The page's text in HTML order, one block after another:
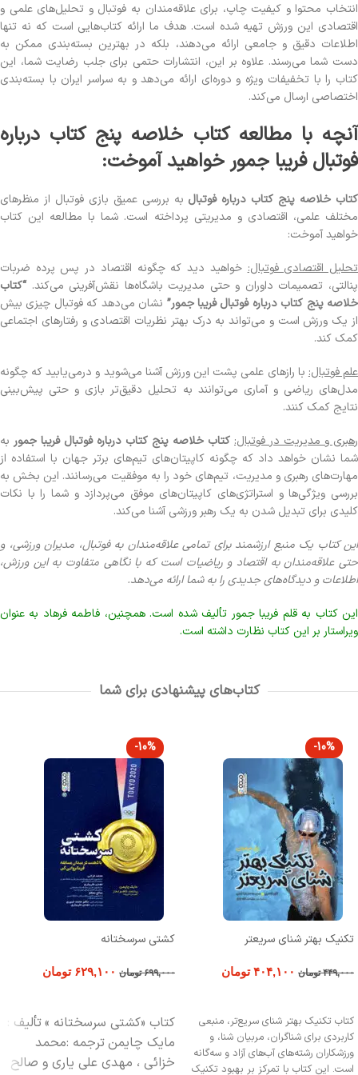
انتخاب محتوا و کیفیت چاپ، برای علاقه‌مندان به فوتبال و تحلیل‌های علمی و
اقتصادی این ورزش تهیه شده است. هدف ما ارائه کتاب‌هایی است که نه تنها
اطلاعات دقیق و جامعی ارائه می‌دهند، بلکه در بهترین بسته‌بندی ممکن به
دست شما می‌رسند. علاوه بر این، انتشارات حتمی برای جلب رضایت شما، این
کتاب را با تخفیفات ویژه و دوره‌ای ارائه می‌دهد و به سراسر ایران با بسته‌بندی
اختصاصی ارسال می‌کند.
آنچه با مطالعه کتاب خلاصه پنج کتاب درباره
فوتبال فریبا جمور خواهید آموخت:
کتاب خلاصه پنج کتاب درباره فوتبال به بررسی عمیق بازی فوتبال از منظرهای
مختلف علمی، اقتصادی و مدیریتی پرداخته است. شما با مطالعه این کتاب
خواهید آموخت:
تحلیل اقتصادی فوتبال:خواهید دید که چگونه اقتصاد در پس پرده ضربات
پنالتی، تصمیمات داوران و حتی مدیریت باشگاه‌ها نقش‌آفرینی می‌کند. “کتاب
خلاصه پنج کتاب درباره فوتبال فریبا جمور” نشان می‌دهد که فوتبال چیزی بیش
از یک ورزش است و می‌تواند به درک بهتر نظریات اقتصادی و رفتارهای اجتماعی
کمک کند.
علم فوتبال: با رازهای علمی پشت این ورزش آشنا می‌شوید و درمی‌یابید که چگونه
مدل‌های ریاضی و آماری می‌توانند به تحلیل دقیق‌تر بازی و حتی پیش‌بینی
نتایج کمک کنند.
رهبری و مدیریت در فوتبال: کتاب خلاصه پنج کتاب درباره فوتبال فریبا جموربه
شما نشان خواهد داد که چگونه کاپیتان‌های تیم‌های برتر جهان با استفاده از
مهارت‌های رهبری و مدیریت، تیم‌های خود را به موفقیت می‌رسانند. این بخش به
بررسی ویژگی‌ها و استراتژی‌های کاپیتان‌های موفق می‌پردازد و شما را با نکات
کلیدی برای تبدیل شدن به یک رهبر ورزشی آشنا می‌کند.
این کتاب یک منبع ارزشمند برای تمامی علاقه‌مندان به فوتبال، مدیران ورزشی، و
حتی علاقه‌مندان به اقتصاد و ریاضیات است که با نگاهی متفاوت به این ورزش،
اطلاعات و دیدگاه‌های جدیدی را به شما ارائه می‌دهد.
این کتاب به قلم فریبا جمور تألیف شده است. همچنین، فاطمه فرهاد به عنوان
ویراستار بر این کتاب نظارت داشته است.
کتاب‌های پیشنهادی برای شما
-10%
تکنیک بهتر شنای سریعتر
۴۴۹,۰۰۰ تومان ۴۰۴,۱۰۰ تومان
کتاب تکنیک بهتر شنای سریع‌تر، منبعی
کاربردی برای شناگران، مربیان شنا، و
ورزشکاران رشته‌های آب‌های آزاد و سه‌گانه
است. این کتاب با تمرکز بر بهبود تکنیک
-10%
کشتی سرسختانه
۶۹۹,۰۰۰ تومان ۶۲۹,۱۰۰ تومان
کتاب «کشتی سرسختانه »تألیف :
مایک چایمن ترجمه :محمد
خزائی ، مهدی علی یاری و صالح